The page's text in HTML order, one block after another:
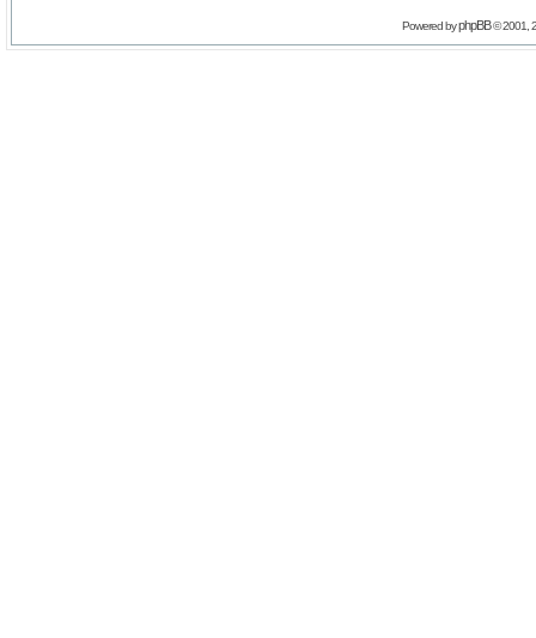
Powered byphpBB© 2001,